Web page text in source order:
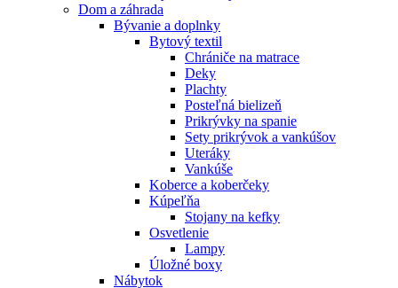
Dom a záhrada
Bývanie a doplnky
Bytový textil
Chrániče na matrace
Deky
Plachty
Posteľná bielizeň
Prikrývky na spanie
Sety prikrývok a vankúšov
Uteráky
Vankúše
Koberce a koberčeky
Kúpeľňa
Stojany na kefky
Osvetlenie
Lampy
Úložné boxy
Nábytok